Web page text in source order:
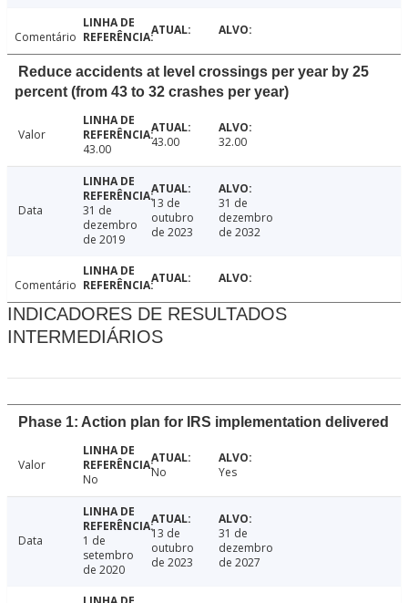
Comentário
Reduce accidents at level crossings per year by 25
percent (from 43 to 32 crashes per year)
Valor
43.00
43.00 32.00
Data
31 de
dezembro
de 2019
13 de
outubro
de 2023
31 de
dezembro
de 2032
Comentário
INDICADORES DE RESULTADOS
INTERMEDIÁRIOS
Phase 1: Action plan for IRS implementation delivered
Valor
No
No Yes
Data
1 de
setembro
de 2020
13 de
outubro
de 2023
31 de
dezembro
de 2027